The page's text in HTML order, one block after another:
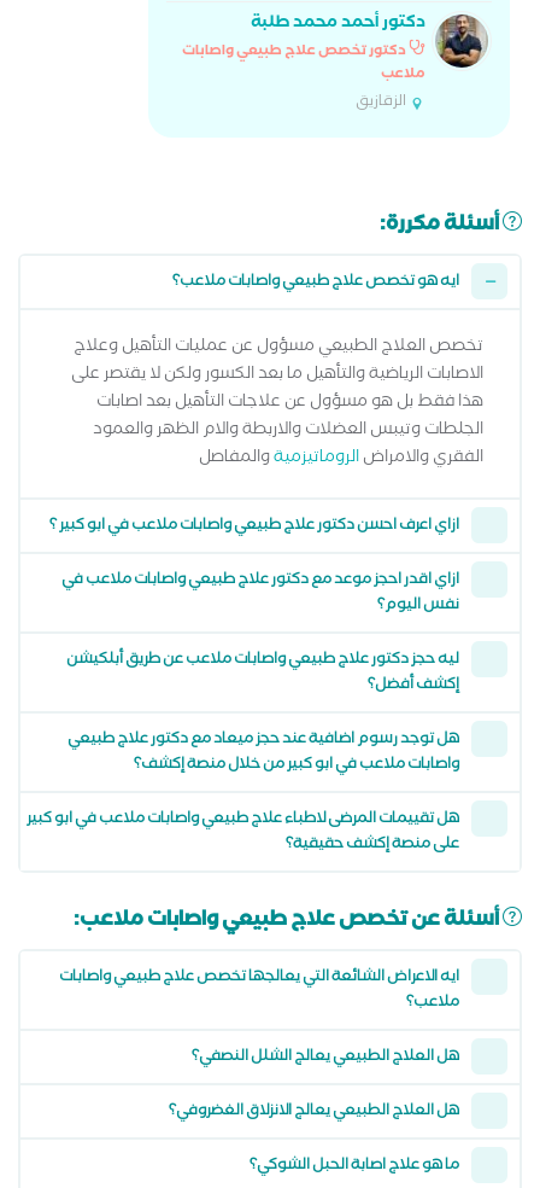
دكتور أحمد محمد طلبة
دكتور تخصص علاج طبيعي واصابات
ملاعب
الزقازيق
أسئلة مكررة:
ايه هو تخصص علاج طبيعي واصابات ملاعب؟
تخصص العلاج الطبيعي مسؤول عن عمليات التأهيل وعلاج
الاصابات الرياضية والتأهيل ما بعد الكسور ولكن لا يقتصر على
هذا فقط بل هو مسؤول عن علاجات التأهيل بعد اصابات
الجلطات وتيبس العضلات والاربطة والام الظهر والعمود
الفقري والامراضالروماتيزميةوالمفاصل
ازاي اعرف احسن دكتور علاج طبيعي واصابات ملاعب في ابو كبير ؟
ازاي اقدر احجز موعد مع دكتور علاج طبيعي واصابات ملاعب في
نفس اليوم؟
ليه حجز دكتور علاج طبيعي واصابات ملاعب عن طريق أبلكيشن
إكشف أفضل؟
هل توجد رسوم اضافية عند حجز ميعاد مع دكتور علاج طبيعي
واصابات ملاعب في ابو كبير من خلال منصة إكشف؟
هل تقييمات المرضى لاطباء علاج طبيعي واصابات ملاعب في ابو كبير
على منصة إكشف حقيقية؟
أسئلة عن تخصص علاج طبيعي واصابات ملاعب:
ايه الاعراض الشائعة التي يعالجها تخصص علاج طبيعي واصابات
ملاعب؟
هل العلاج الطبيعي يعالج الشلل النصفي؟
هل العلاج الطبيعي يعالج الانزلاق الغضروفي؟
ما هو علاج اصابة الحبل الشوكي؟